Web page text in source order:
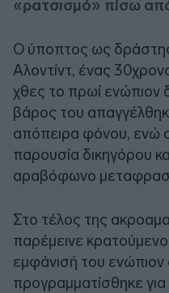
«ρατσισμό» πίσω από
Ο ύποπτος ως
Αλοντίντ, ένας
χθες το πρωί
βάρος του
απόπειρα φόνου, ενώ
παρουσία δικηγόρου
αραβόφωνο
Στο τέλος της
παρέμεινε
εμφάνισή του ενώπιον
προγραμματίσθηκε για